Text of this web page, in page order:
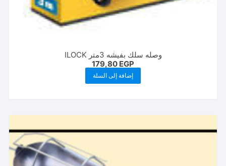
وصله سلك بفيشه 3متر ILOCK
179,80 EGP
إضافة إلى السلة